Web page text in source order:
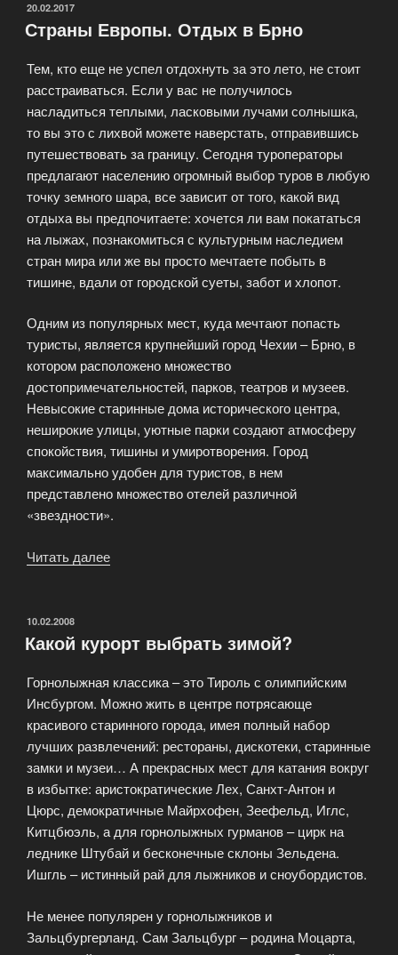
ОПУБЛИКОВАНО
20.02.2017
Страны Европы. Отдых в Брно
Тем, кто еще не успел отдохнуть за это лето, не стоит
расстраиваться. Если у вас не получилось
насладиться теплыми, ласковыми лучами солнышка,
то вы это с лихвой можете наверстать, отправившись
путешествовать за границу. Сегодня туроператоры
предлагают населению огромный выбор туров в любую
точку земного шара, все зависит от того, какой вид
отдыха вы предпочитаете: хочется ли вам покататься
на лыжах, познакомиться с культурным наследием
стран мира или же вы просто мечтаете побыть в
тишине, вдали от городской суеты, забот и хлопот.
Одним из популярных мест, куда мечтают попасть
туристы, является крупнейший город Чехии – Брно, в
котором расположено множество
достопримечательностей, парков, театров и музеев.
Невысокие старинные дома исторического центра,
неширокие улицы, уютные парки создают атмосферу
спокойствия, тишины и умиротворения. Город
максимально удобен для туристов, в нем
представлено множество отелей различной
«звездности».
Читать далее
Брно»
ОПУБЛИКОВАНО
10.02.2008
Какой курорт выбрать зимой?
Горнолыжная классика – это Тироль с олимпийским
Инсбургом. Можно жить в центре потрясающе
красивого старинного города, имея полный набор
лучших развлечений: рестораны, дискотеки, старинные
замки и музеи… А прекрасных мест для катания вокруг
в избытке: аристократические Лех, Санхт-Антон и
Цюрс, демократичные Майрхофен, Зеефельд, Иглс,
Китцбюэль, а для горнолыжных гурманов – цирк на
леднике Штубай и бесконечные склоны Зельдена.
Ишгль – истинный рай для лыжников и сноубордистов.
Не менее популярен у горнолыжников и
Зальцбургерланд. Сам Зальцбург – родина Моцарта,